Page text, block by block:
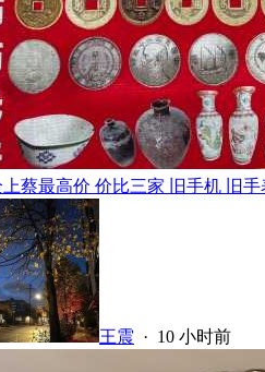
上蔡最高价 价比三家 旧手机 旧
王震 · 10 小时前